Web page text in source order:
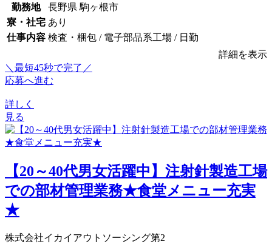
勤務地
長野県 駒ヶ根市
寮・社宅 あり
仕事内容 検査・梱包 / 電子部品系工場 / 日勤
詳細を表示
＼最短45秒で完了／
応募へ進む
詳しく
見る
【20～40代男女活躍中】注射針製造工場
での部材管理業務★食堂メニュー充実
★
株式会社イカイアウトソーシング第2